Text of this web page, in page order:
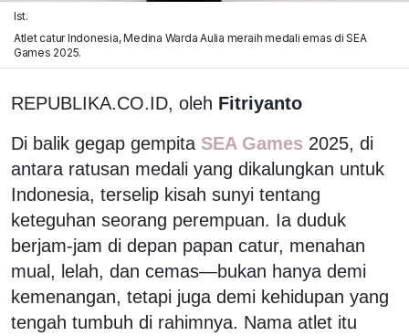
Ist.
Atlet catur Indonesia, Medina Warda Aulia meraih medali emas di SEA
Games 2025.
REPUBLIKA.CO.ID, oleh Fitriyanto
Di balik gegap gempita SEA Games 2025, di
antara ratusan medali yang dikalungkan untuk
Indonesia, terselip kisah sunyi tentang
keteguhan seorang perempuan. Ia duduk
berjam-jam di depan papan catur, menahan
mual, lelah, dan cemas—bukan hanya demi
kemenangan, tetapi juga demi kehidupan yang
tengah tumbuh di rahimnya. Nama atlet itu